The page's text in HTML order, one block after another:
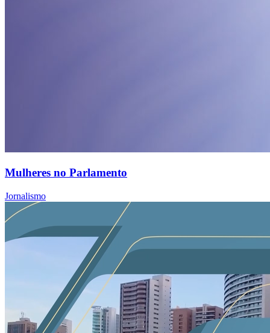
Mulheres no Parlamento
Jornalismo